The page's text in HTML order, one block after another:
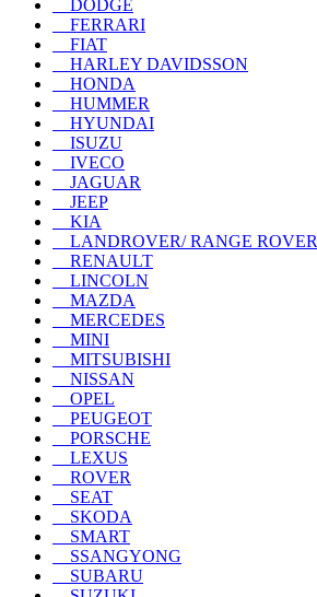
DODGE
FERRARI
FIAT
HARLEY DAVIDSSON
HONDA
HUMMER
HYUNDAI
ISUZU
IVECO
JAGUAR
JEEP
KIA
LANDROVER/ RANGE ROVER
RENAULT
LINCOLN
MAZDA
MERCEDES
MINI
MITSUBISHI
NISSAN
OPEL
PEUGEOT
PORSCHE
LEXUS
ROVER
SEAT
SKODA
SMART
SSANGYONG
SUBARU